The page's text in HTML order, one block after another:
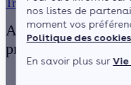
nos listes de
moment vos
Politique des cookies
En savoir plus surVie
Trustpilot
Avec Effy, trouvez
proches de chez